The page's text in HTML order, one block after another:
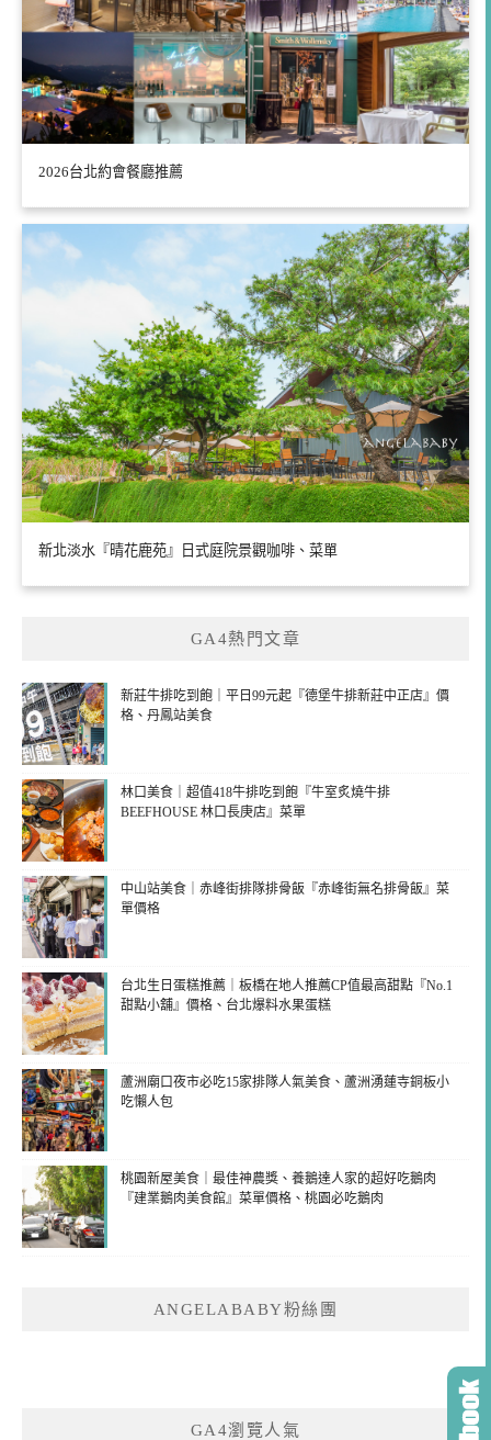
2026台北約會餐廳推薦
新北淡水『晴花鹿苑』日式庭院景觀咖啡、菜單
GA4熱門文章
新莊牛排吃到飽｜平日99元起『德堡牛排新莊中正店』價
格、丹鳳站美食
林口美食｜超值418牛排吃到飽『牛室炙燒牛排
BEEFHOUSE 林口長庚店』菜單
中山站美食｜赤峰街排隊排骨飯『赤峰街無名排骨飯』菜
單價格
台北生日蛋糕推薦｜板橋在地人推薦CP值最高甜點『No.1
甜點小舖』價格、台北爆料水果蛋糕
蘆洲廟口夜市必吃15家排隊人氣美食、蘆洲湧蓮寺銅板小
吃懶人包
桃園新屋美食｜最佳神農獎、養鵝達人家的超好吃鵝肉
『建業鵝肉美食館』菜單價格、桃園必吃鵝肉
ANGELABABY粉絲團
GA4瀏覽人氣